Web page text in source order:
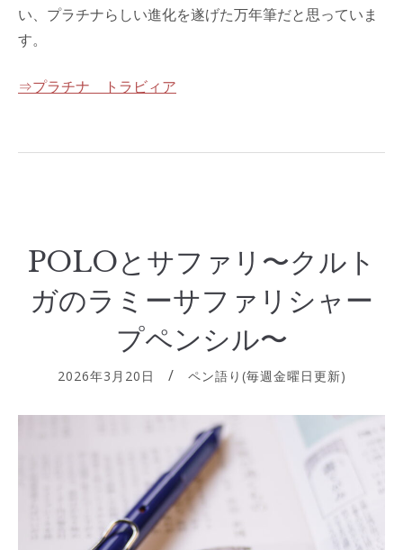
い、プラチナらしい進化を遂げた万年筆だと思っていま
す。
⇒プラチナ トラビィア
POLOとサファリ〜クルト
ガのラミーサファリシャー
プペンシル〜
2026年3月20日 ペン語り(毎週金曜日更新)